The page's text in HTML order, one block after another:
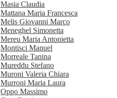
Masia Claudia
Mattana Maria Francesca
Melis Giovanni Marco
Meneghel Simonetta
Mereu Maria Antonietta
Montisci Manuel
Morreale Tanina
Mureddu Stefano
Muroni Valeria Chiara
Murroni Maria Laura
Oppo Massimo